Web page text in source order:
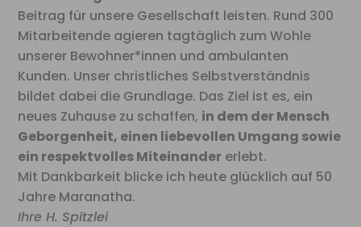
Beitrag für unsere Gesellschaft leisten. Rund 300
Mitarbeitende agieren tagtäglich zum Wohle
unserer Bewohner*innen und ambulanten
Kunden. Unser christliches Selbstverständnis
bildet dabei die Grundlage. Das Ziel ist es, ein
neues Zuhause zu schaffen, in dem der Mensch
Geborgenheit, einen liebevollen Umgang sowie
ein respektvolles Miteinander erlebt.
Mit Dankbarkeit blicke ich heute glücklich auf 50
Jahre Maranatha.
Ihre H. Spitzlei